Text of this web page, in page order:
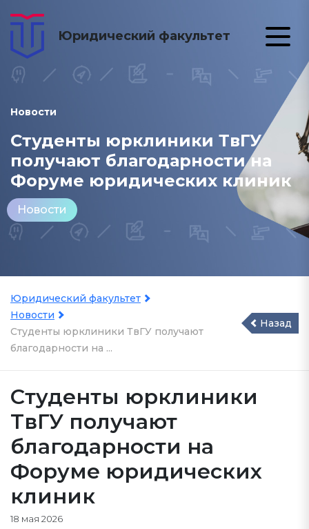
Юридический факультет
Новости
Студенты юрклиники ТвГУ
получают благодарности на
Форуме юридических клиник
Новости
Юридический факультет
Новости
Студенты юрклиники ТвГУ получают
благодарности на ...
Назад
Студенты юрклиники
ТвГУ получают
благодарности на
Форуме юридических
клиник
18 мая 2026